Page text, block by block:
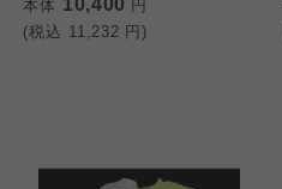
本体 10,400 円
(税込 11,232 円)